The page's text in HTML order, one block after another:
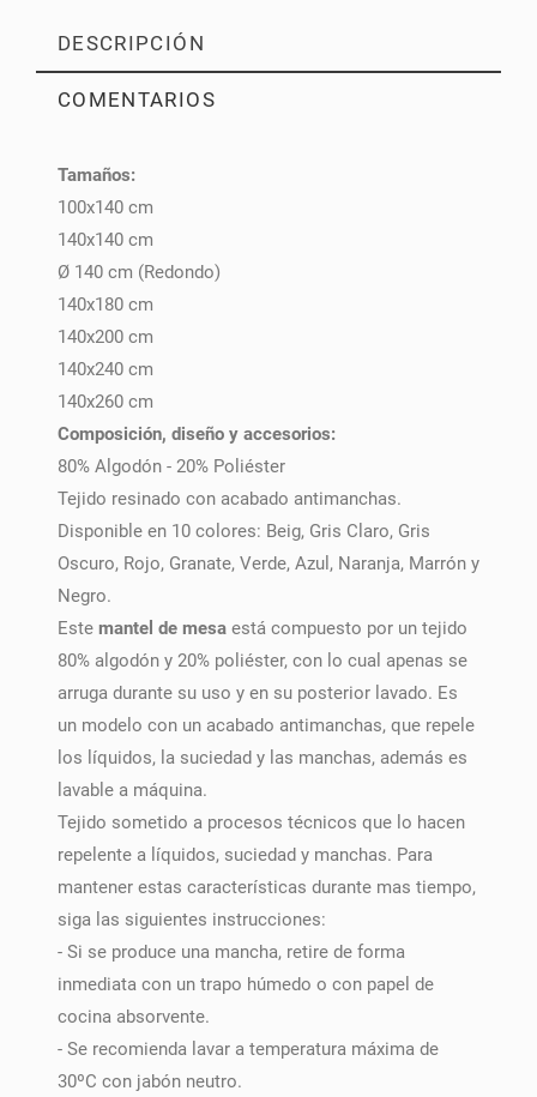
DESCRIPCIÓN
COMENTARIOS
Tamaños:
100x140 cm
140x140 cm
Ø 140 cm (Redondo)
140x180 cm
140x200 cm
140x240 cm
140x260 cm
Composición, diseño y accesorios:
80% Algodón - 20% Poliéster
Tejido resinado con acabado antimanchas.
Disponible en 10 colores: Beig, Gris Claro, Gris
Oscuro, Rojo, Granate, Verde, Azul, Naranja, Marrón y
Negro.
Este mantel de mesa está compuesto por un tejido
80% algodón y 20% poliéster, con lo cual apenas se
arruga durante su uso y en su posterior lavado. Es
un modelo con un acabado antimanchas, que repele
los líquidos, la suciedad y las manchas, además es
lavable a máquina.
Tejido sometido a procesos técnicos que lo hacen
repelente a líquidos, suciedad y manchas. Para
mantener estas características durante mas tiempo,
siga las siguientes instrucciones:
- Si se produce una mancha, retire de forma
inmediata con un trapo húmedo o con papel de
cocina absorvente.
- Se recomienda lavar a temperatura máxima de
30ºC con jabón neutro.
PULSE AQUÍ PARA DEJAR SU OPINIÓN